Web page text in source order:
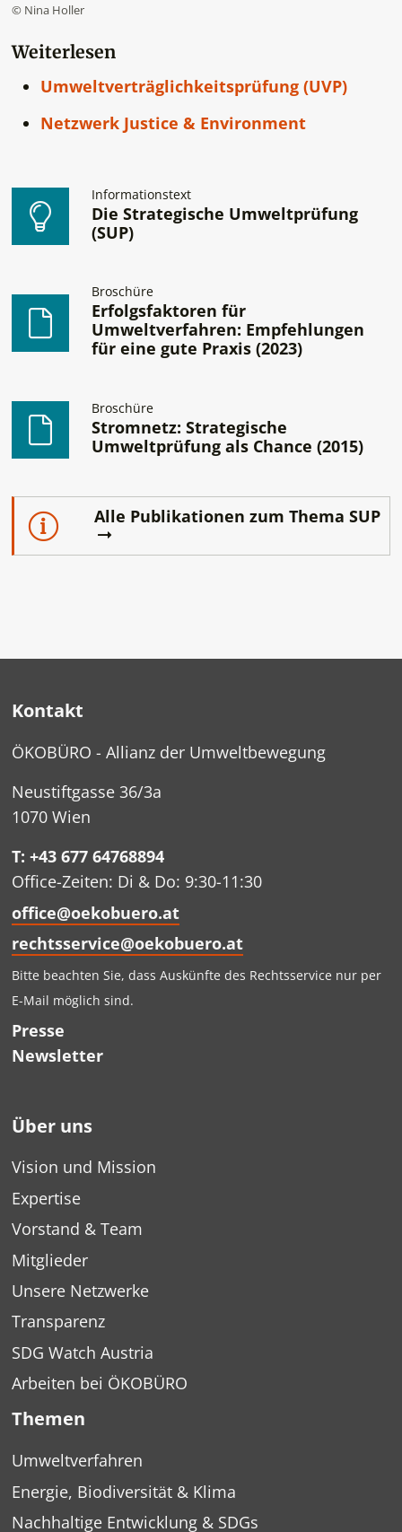
© Nina Holler
Weiterlesen
Umweltverträglichkeitsprüfung (UVP)
Netzwerk Justice & Environment
Informationstext
Die Strategische Umweltprüfung
(SUP)
Broschüre
Erfolgsfaktoren für
Umweltverfahren: Empfehlungen
für eine gute Praxis (2023)
Broschüre
Stromnetz: Strategische
Umweltprüfung als Chance (2015)
Alle Publikationen zum Thema SUP
Kontakt
ÖKOBÜRO - Allianz der Umweltbewegung
Neustiftgasse 36/3a
1070 Wien
T: +43 677 64768894
Office-Zeiten: Di & Do: 9:30-11:30
office@oekobuero.at
rechtsservice@oekobuero.at
Bitte beachten Sie, dass Auskünfte des Rechtsservice nur per
E-Mail möglich sind.
Presse
Newsletter
Über uns
Vision und Mission
Expertise
Vorstand & Team
Mitglieder
Unsere Netzwerke
Transparenz
SDG Watch Austria
Arbeiten bei ÖKOBÜRO
Themen
Umweltverfahren
Energie, Biodiversität & Klima
Nachhaltige Entwicklung & SDGs